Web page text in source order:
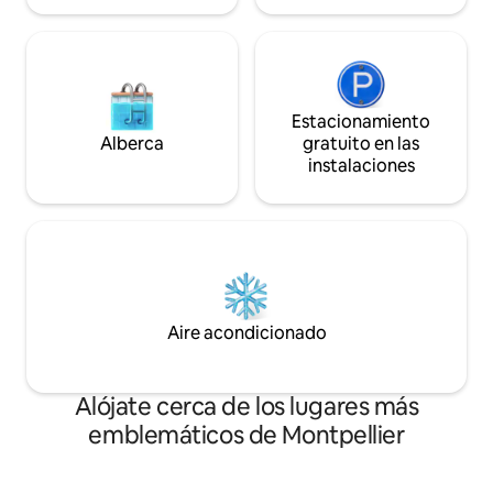
Alberca
Estacionamiento
gratuito en las
instalaciones
Aire acondicionado
Alójate cerca de los lugares más
emblemáticos de Montpellier